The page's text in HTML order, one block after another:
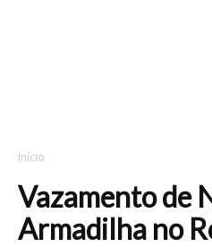
Início
Vazamento de
Armadilha no